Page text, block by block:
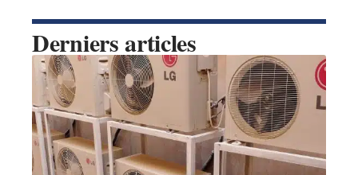
Derniers articles